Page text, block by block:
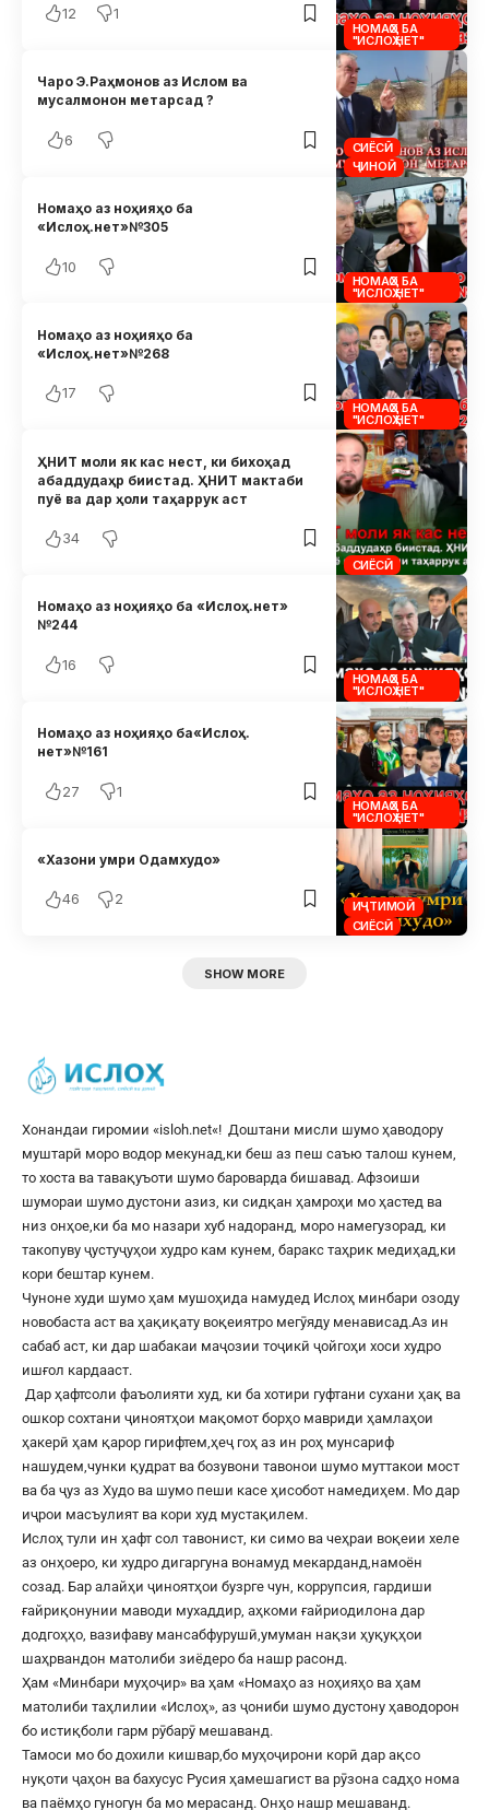
НОМАҲО БА
"ИСЛОҲ.НЕТ"
12 1
СИЁСӢ
ҶИНОӢ
Чаро Э.Раҳмонов аз Ислом ва
мусалмонон метарсад ?
6
НОМАҲО БА
"ИСЛОҲ.НЕТ"
Номаҳо аз ноҳияҳо ба
«Ислоҳ.нет»№305
10
НОМАҲО БА
"ИСЛОҲ.НЕТ"
Номаҳо аз ноҳияҳо ба
«Ислоҳ.нет»№268
17
СИЁСӢ
ҲНИТ моли як кас нест, ки бихоҳад
абаддудаҳр биистад. ҲНИТ мактаби
пуё ва дар ҳоли таҳаррук аст
34
НОМАҲО БА
"ИСЛОҲ.НЕТ"
Номаҳо аз ноҳияҳо ба «Ислоҳ.нет»
№244
16
НОМАҲО БА
"ИСЛОҲ.НЕТ"
Номаҳо аз ноҳияҳо ба«Ислоҳ.
нет»№161
27 1
ИҶТИМОӢ
СИЁСӢ
«Хазони умри Одамхудо»
46 2
SHOW MORE
Хонандаи гиромии «isloh.net«! Доштани мисли шумо ҳаводору
муштарӣ моро водор мекунад,ки беш аз пеш саъю талош кунем,
то хоста ва тавақуъоти шумо бароварда бишавад. Афзоиши
шумораи шумо дустони азиз, ки сидқан ҳамроҳи мо ҳастед ва
низ онҳое,ки ба мо назари хуб надоранд, моро намегузорад, ки
такопуву ҷустуҷуҳои худро кам кунем, баракс таҳрик медиҳад,ки
кори бештар кунем.
Чуноне худи шумо ҳам мушоҳида намудед Ислоҳ минбари озоду
новобаста аст ва ҳақиқату воқеиятро мегӯяду менависад.Аз ин
сабаб аст, ки дар шабакаи маҷозии тоҷикӣ ҷойгоҳи хоси худро
ишғол кардааст.
Дар ҳафтсоли фаъолияти худ, ки ба хотири гуфтани сухани ҳақ ва
ошкор сохтани ҷиноятҳои мақомот борҳо мавриди ҳамлаҳои
ҳакерӣ ҳам қарор гирифтем,ҳеҷ гоҳ аз ин роҳ мунсариф
нашудем,чунки қудрат ва бозувони тавонои шумо муттакои мост
ва ба ҷуз аз Худо ва шумо пеши касе ҳисобот намедиҳем. Мо дар
иҷрои масъулият ва кори худ мустақилем.
Ислоҳ тули ин ҳафт сол тавонист, ки симо ва чеҳраи воқеии хеле
аз онҳоеро, ки худро дигаргуна вонамуд мекарданд,намоён
созад. Бар алайҳи ҷиноятҳои бузрге чун, коррупсия, гардиши
ғайриқонунии маводи мухаддир, аҳкоми ғайриодилона дар
додгоҳҳо, вазифаву мансабфурушӣ,умуман нақзи ҳуқуқҳои
шаҳрвандон матолиби зиёдеро ба нашр расонд.
Ҳам «Минбари муҳоҷир» ва ҳам «Номаҳо аз ноҳияҳо ва ҳам
матолиби таҳлилии «Ислоҳ», аз ҷониби шумо дустону ҳаводорон
бо истиқболи гарм рӯбарӯ мешаванд.
Тамоси мо бо дохили кишвар,бо муҳоҷирони корӣ дар ақсо
нуқоти ҷаҳон ва бахусус Русия ҳамешагист ва рӯзона садҳо нома
ва паёмҳо гуногун ба мо мерасанд. Онҳо нашр мешаванд.